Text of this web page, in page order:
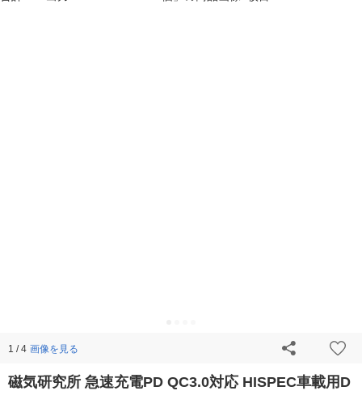
1 / 4 画像を見る
磁気研究所 急速充電PD QC3.0対応 HISPEC車載用D